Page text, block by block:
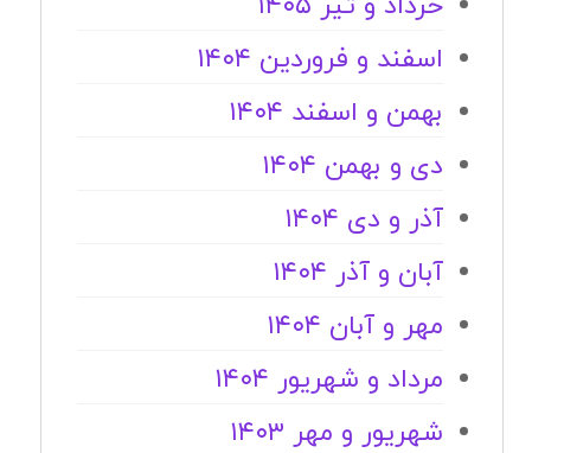
اسفند و فروردین ۱۴۰۴
بهمن و اسفند ۱۴۰۴
دی و بهمن ۱۴۰۴
آذر و دی ۱۴۰۴
آبان و آذر ۱۴۰۴
مهر و آبان ۱۴۰۴
مرداد و شهریور ۱۴۰۴
شهریور و مهر ۱۴۰۳